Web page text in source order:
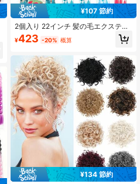
¥107 節約
2個入り 22インチ 髪の毛エクステン
ション 軽量 カラフル 子供 バブルポ
ニーテール用 グラデーションカラー
ー 女の子のフェスティバルパーティ
ーに適用
¥423 -20% 概算
¥134 節約